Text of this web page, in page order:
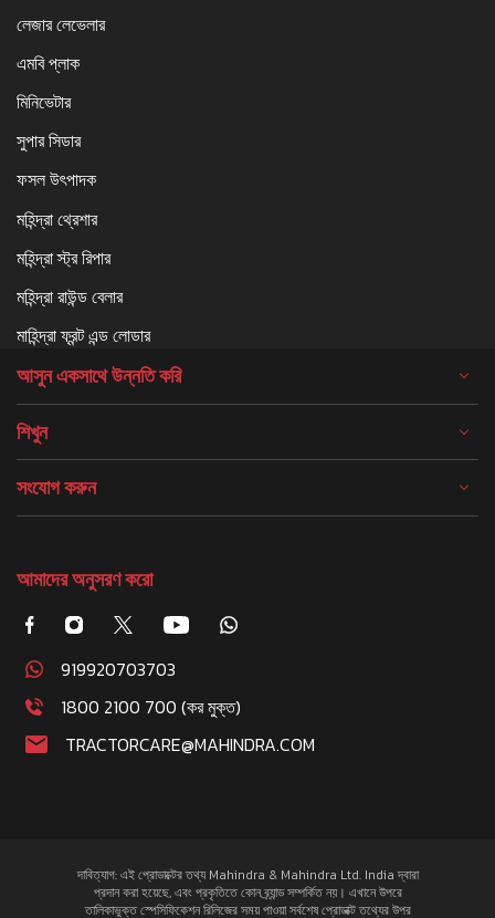
লেজার লেভেলার
এমবি প্লাক
মিনিভেটার
সুপার সিডার
ফসল উৎপাদক
মহিন্দ্রা থ্রেশার
মহিন্দ্রা স্ট্র রিপার
মহিন্দ্রা রাউন্ড বেলার
মাহিন্দ্রা ফ্রন্ট এন্ড লোডার
আসুন একসাথে উন্নতি করি
শিখুন
সংযোগ করুন
আমাদের অনুসরণ করো
919920703703
1800 2100 700 (কর মুক্ত)
TRACTORCARE@MAHINDRA.COM
দাবিত্যাগ: এই প্রোডাক্টের তথ্য Mahindra & Mahindra Ltd. India দ্বারা
প্রদান করা হয়েছে, এবং প্রকৃতিতে কোন ব্র্যান্ড সম্পর্কিত নয়। এখানে উপরে
তালিকাভুক্ত স্পেসিফিকেশন রিলিজের সময় পাওয়া সর্বশেষ প্রোডাক্ট তথ্যের উপর